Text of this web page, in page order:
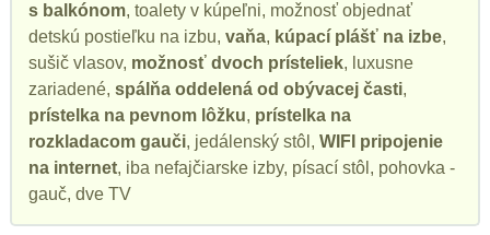
s balkónom, toalety v kúpeľni, možnosť objednať
detskú postieľku na izbu, vaňa, kúpací plášť na izbe,
sušič vlasov, možnosť dvoch prísteliek, luxusne
zariadené, spálňa oddelená od obývacej časti,
prístelka na pevnom lôžku, prístelka na
rozkladacom gauči, jedálenský stôl, WIFI pripojenie
na internet, iba nefajčiarske izby, písací stôl, pohovka -
gauč, dve TV